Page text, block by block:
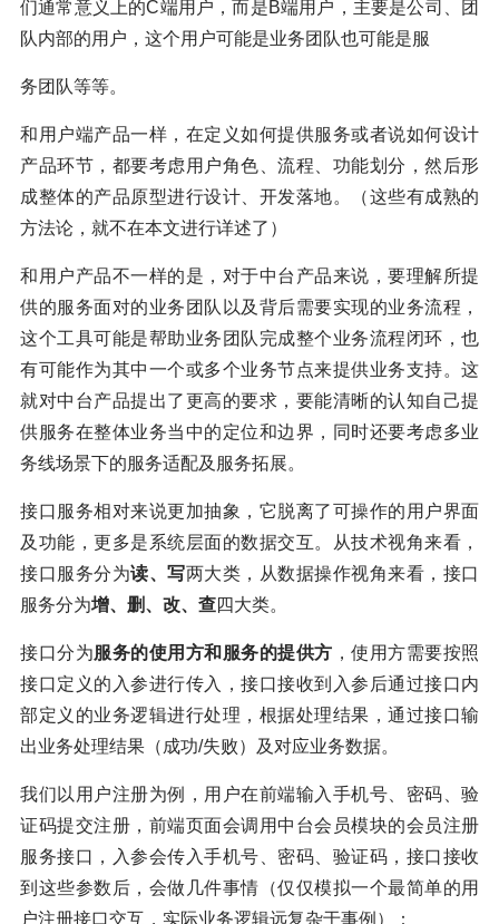
们通常意义上的C端用户，而是B端用户，主要是公司、团
队内部的用户，这个用户可能是业务团队也可能是服
务团队等等。
和用户端产品一样，在定义如何提供服务或者说如何设计
产品环节，都要考虑用户角色、流程、功能划分，然后形
成整体的产品原型进行设计、开发落地。（这些有成熟的
方法论，就不在本文进行详述了）
和用户产品不一样的是，对于中台产品来说，要理解所提
供的服务面对的业务团队以及背后需要实现的业务流程，
这个工具可能是帮助业务团队完成整个业务流程闭环，也
有可能作为其中一个或多个业务节点来提供业务支持。这
就对中台产品提出了更高的要求，要能清晰的认知自己提
供服务在整体业务当中的定位和边界，同时还要考虑多业
务线场景下的服务适配及服务拓展。
接口服务相对来说更加抽象，它脱离了可操作的用户界面
及功能，更多是系统层面的数据交互。从技术视角来看，
接口服务分为读、写两大类，从数据操作视角来看，接口
服务分为增、删、改、查四大类。
接口分为服务的使用方和服务的提供方 ，使用方需要按照
接口定义的入参进行传入，接口接收到入参后通过接口内
部定义的业务逻辑进行处理，根据处理结果，通过接口输
出业务处理结果（成功/失败）及对应业务数据。
我们以用户注册为例，用户在前端输入手机号、密码、验
证码提交注册，前端页面会调用中台会员模块的会员注册
服务接口，入参会传入手机号、密码、验证码，接口接收
到这些参数后，会做几件事情（仅仅模拟一个最简单的用
户注册接口交互，实际业务逻辑远复杂于事例）：